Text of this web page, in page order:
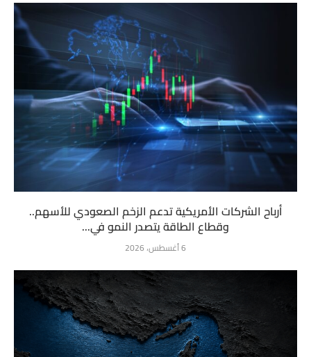
أرباح الشركات الأمريكية تدعم الزخم الصعودي للأسهم..
وقطاع الطاقة يتصدر النمو في...
6 أغسطس، 2026